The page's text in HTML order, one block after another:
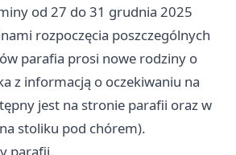
od 27 do 31 grudnia 2025
rozpoczęcia poszczególnych
parafia prosi nowe rodziny o
z informacją o oczekiwaniu na
jest na stronie parafii oraz w
stoliku pod chórem).